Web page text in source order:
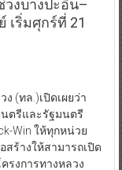
วงบางปะอิน–
เริ่มศุกร์ที่ 21
(ทล.)เปิดเผยว่า
ตรีและรัฐมนตรี
Win ให้ทุกหน่วย
สร้างให้สามารถเปิด
รงการทางหลวง